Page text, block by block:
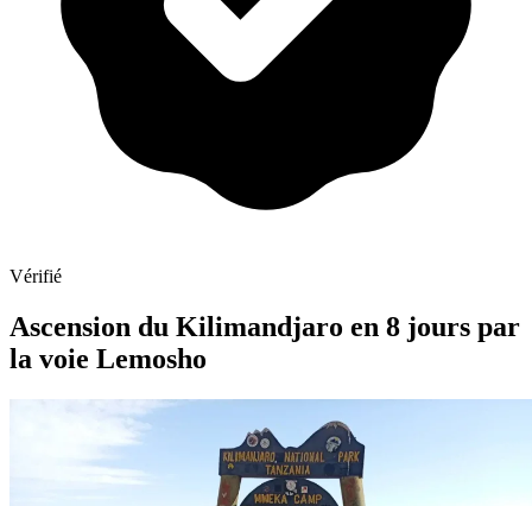
Vérifié
Ascension du Kilimandjaro en 8 jours par
la voie Lemosho